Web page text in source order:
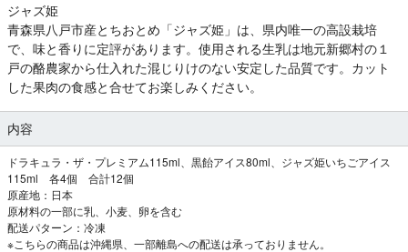
ジャズ姫
青森県八戸市産とちおとめ「ジャズ姫」は、県内唯一の高設栽培
で、味と香りに定評があります。使用される生乳は地元新郷村の１
戸の酪農家から仕入れた混じりけのない安定した品質です。カット
した果肉の食感と合せてお楽しみください。
内容
ドラキュラ・ザ・プレミアム115ml、黒飴アイス80ml、ジャズ姫いちごアイス
115ml 各4個 合計12個
原産地：日本
原材料の一部に乳、小麦、卵を含む
配送パターン：冷凍
※こちらの商品は沖縄県、一部離島への配送は承っておりません。